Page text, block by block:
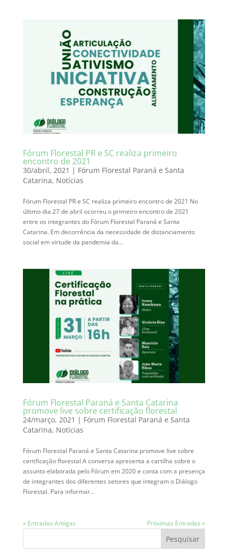
Fórum Florestal PR e SC realiza primeiro
encontro de 2021
30/abril, 2021 | Fórum Florestal Paraná e Santa
Catarina, Notícias
Fórum Florestal PR e SC realiza primeiro encontro de 2021 No
último dia 27 de abril ocorreu o primeiro encontro de 2021
entre os integrantes do Fórum Florestal Paraná e Santa
Catarina. Em decorrência da necessidade de distanciamento
social em virtude da pandemia da...
Fórum Florestal Paraná e Santa Catarina
promove live sobre certificação florestal
24/março, 2021 | Fórum Florestal Paraná e Santa
Catarina, Notícias
Fórum Florestal Paraná e Santa Catarina promove live sobre
certificação florestal A conversa apresenta a cartilha sobre o
assunto elaborada pelo Fórum em 2020 e conta com a presença
de integrantes dos diferentes setores que integram o Diálogo
Florestal. Para informar...
« Entradas Antigas Próximas Entradas »